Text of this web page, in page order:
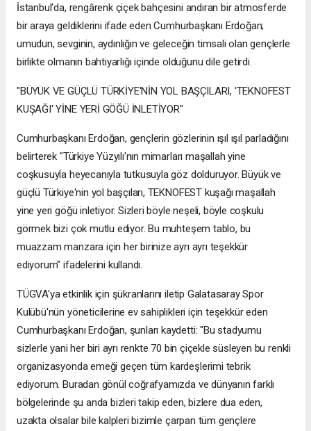
İstanbul'da, rengârenk çiçek bahçesini andıran bir atmosferde
bir araya geldiklerini ifade eden Cumhurbaşkanı Erdoğan;
umudun, sevginin, aydınlığın ve geleceğin timsali olan gençlerle
birlikte olmanın bahtiyarlığı içinde olduğunu dile getirdi.
"BÜYÜK VE GÜÇLÜ TÜRKİYE'NİN YOL BAŞÇILARI, 'TEKNOFEST
KUŞAĞI' YİNE YERİ GÖĞÜ İNLETİYOR"
Cumhurbaşkanı Erdoğan, gençlerin gözlerinin ışıl ışıl parladığını
belirterek "Türkiye Yüzyılı'nın mimarları maşallah yine
coşkusuyla heyecanıyla tutkusuyla göz dolduruyor. Büyük ve
güçlü Türkiye'nin yol başçıları, TEKNOFEST kuşağı maşallah
yine yeri göğü inletiyor. Sizleri böyle neşeli, böyle coşkulu
görmek bizi çok mutlu ediyor. Bu muhteşem tablo, bu
muazzam manzara için her birinize ayrı ayrı teşekkür
ediyorum" ifadelerini kullandı.
TÜGVA'ya etkinlik için şükranlarını iletip Galatasaray Spor
Kulübü'nün yöneticilerine ev sahiplikleri için teşekkür eden
Cumhurbaşkanı Erdoğan, şunları kaydetti: "Bu stadyumu
sizlerle yani her biri ayrı renkte 70 bin çiçekle süsleyen bu renkli
organizasyonda emeği geçen tüm kardeşlerimi tebrik
ediyorum. Buradan gönül coğrafyamızda ve dünyanın farklı
bölgelerinde şu anda bizleri takip eden, bizlere dua eden,
uzakta olsalar bile kalpleri bizimle çarpan tüm gençlere